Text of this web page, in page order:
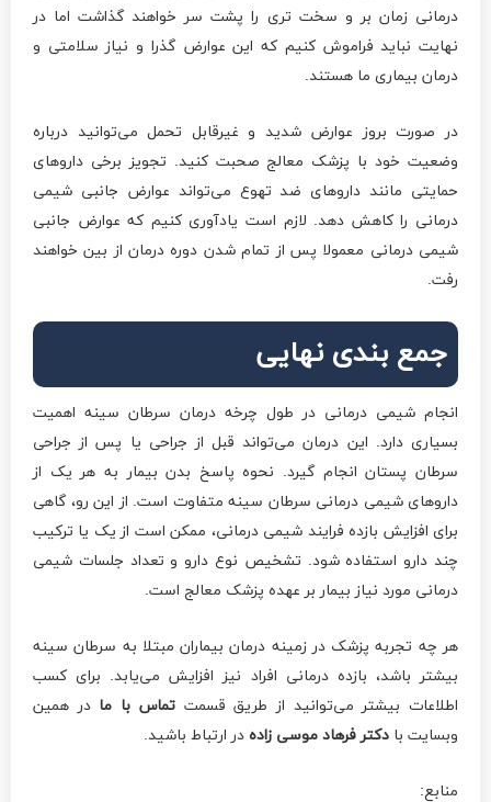
درمانی زمان بر و سخت تری را پشت سر خواهند گذاشت اما در
نهایت نباید فراموش کنیم که این عوارض گذرا و نیاز سلامتی و
درمان بیماری ما هستند.
در صورت بروز عوارض شدید و غیرقابل تحمل می‌توانید درباره
وضعیت خود با پزشک معالج صحبت کنید. تجویز برخی داروهای
حمایتی مانند داروهای ضد تهوع می‌تواند عوارض جانبی شیمی
درمانی را کاهش دهد. لازم است یادآوری کنیم که عوارض جانبی
شیمی درمانی معمولا پس از تمام شدن دوره درمان از بین خواهند
رفت.
جمع بندی نهایی
انجام شیمی درمانی در طول چرخه درمان سرطان سینه اهمیت
بسیاری دارد. این درمان می‌تواند قبل از جراحی یا پس از جراحی
سرطان پستان انجام گیرد. نحوه پاسخ بدن بیمار به هر یک از
داروهای شیمی درمانی سرطان سینه متفاوت است. از این رو، گاهی
برای افزایش بازده فرایند شیمی درمانی، ممکن است از یک یا ترکیب
چند دارو استفاده شود. تشخیص نوع دارو و تعداد جلسات شیمی
درمانی مورد نیاز بیمار بر عهده پزشک معالج است.
هر چه تجربه پزشک در زمینه درمان بیماران مبتلا به سرطان سینه
بیشتر باشد، بازده درمانی افراد نیز افزایش می‌یابد. برای کسب
اطلاعات بیشتر می‌توانید از طریق قسمتتماس با ما در همین
وبسایت با دکتر فرهاد موسی زاده در ارتباط باشید.
منابع: